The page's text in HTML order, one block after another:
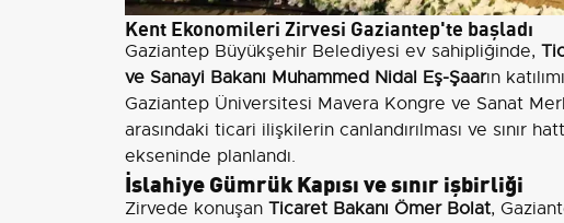
Kent Ekonomileri Zirvesi Gaziantep'te başladı
Gaziantep Büyükşehir Belediyesi ev sahipliğinde,
ve Sanayi Bakanı Muhammed Nidal Eş-Şaarın
Gaziantep Üniversitesi Mavera Kongre ve Sanat
arasındaki ticari ilişkilerin canlandırılması ve sınır
ekseninde planlandı.
İslahiye Gümrük Kapısı ve sınır işbirliği
Zirvede konuşan Ticaret Bakanı Ömer Bolat,